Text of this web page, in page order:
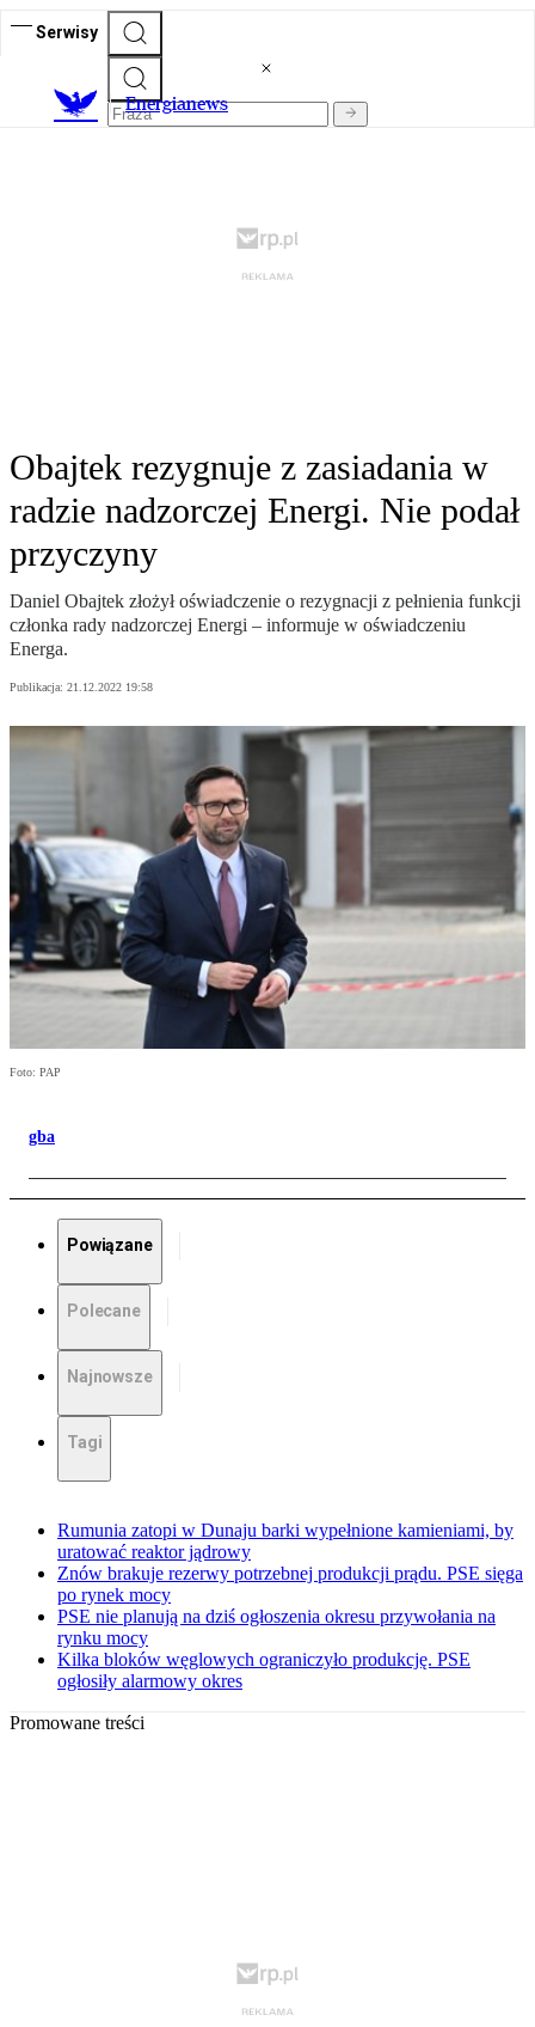
Serwisy
Energianews
Obajtek rezygnuje z zasiadania w
radzie nadzorczej Energi. Nie podał
przyczyny
Daniel Obajtek złożył oświadczenie o rezygnacji z pełnienia funkcji
członka rady nadzorczej Energi – informuje w oświadczeniu
Energa.
Publikacja: 21.12.2022 19:58
Foto: PAP
gba
Powiązane
Polecane
Najnowsze
Tagi
Rumunia zatopi w Dunaju barki wypełnione kamieniami, by
uratować reaktor jądrowy
Znów brakuje rezerwy potrzebnej produkcji prądu. PSE sięga
po rynek mocy
PSE nie planują na dziś ogłoszenia okresu przywołania na
rynku mocy
Kilka bloków węglowych ograniczyło produkcję. PSE
ogłosiły alarmowy okres
Promowane treści